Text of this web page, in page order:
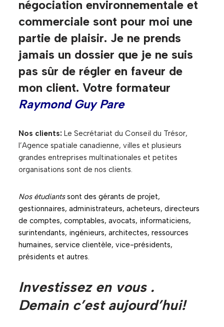
négociation environnementale et
commerciale sont pour moi une
partie de plaisir. Je ne prends
jamais un dossier que je ne suis
pas sûr de régler en faveur de
mon client. Votre formateur
Raymond Guy Pare
Nos clients: Le Secrétariat du Conseil du Trésor,
l’Agence spatiale canadienne, villes et plusieurs
grandes entreprises multinationales et petites
organisations sont de nos clients.
Nos étudiantssont des gérants de projet,
gestionnaires, administrateurs, acheteurs, directeurs
de comptes, comptables, avocats, informaticiens,
surintendants, ingénieurs, architectes, ressources
humaines, service clientèle, vice-présidents,
présidents et autres.
Investissez en vous .
Demain c’est aujourd’hui!